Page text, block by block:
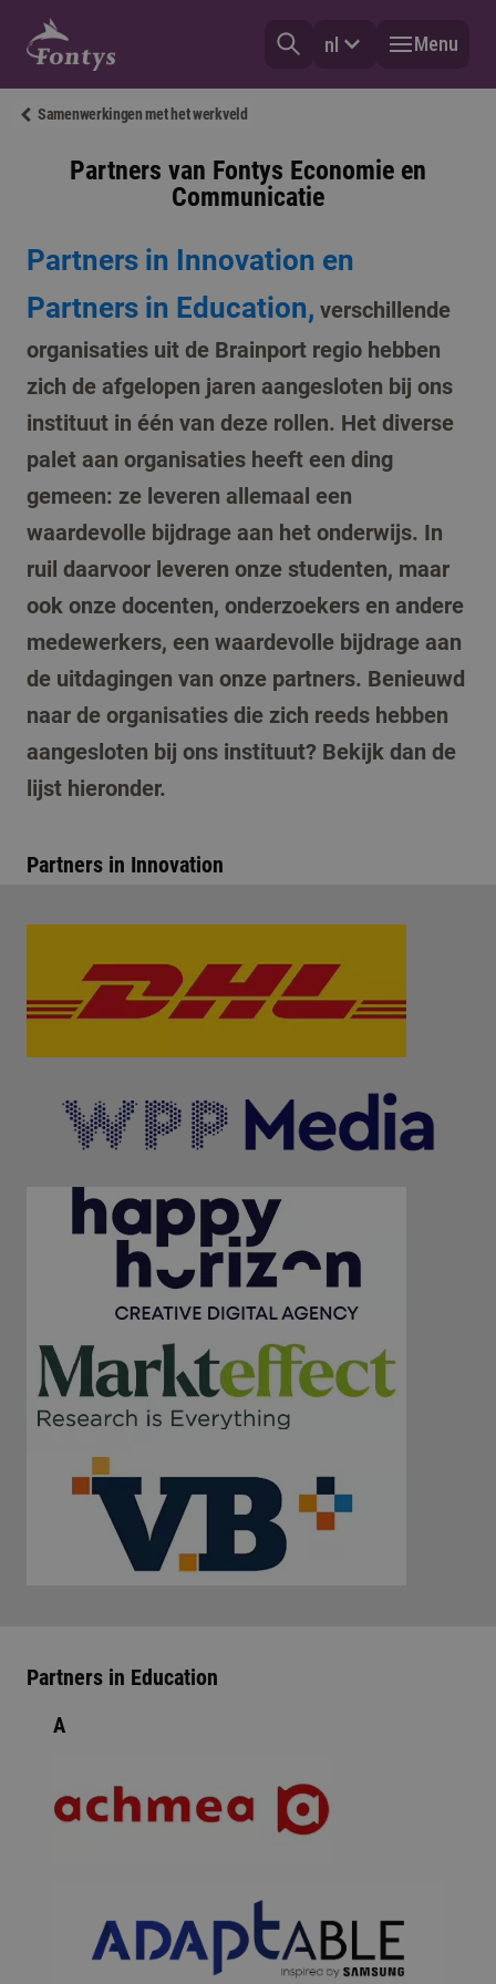
nl Menu
Samenwerkingen met het werkveld
Partners van Fontys Economie en
Communicatie
Partners in Innovation en
Partners in Education, verschillende
organisaties uit de Brainport regio hebben
zich de afgelopen jaren aangesloten bij ons
instituut in één van deze rollen. Het diverse
palet aan organisaties heeft een ding
gemeen: ze leveren allemaal een
waardevolle bijdrage aan het onderwijs. In
ruil daarvoor leveren onze studenten, maar
ook onze docenten, onderzoekers en andere
medewerkers, een waardevolle bijdrage aan
de uitdagingen van onze partners. Benieuwd
naar de organisaties die zich reeds hebben
aangesloten bij ons instituut? Bekijk dan de
lijst hieronder.
Partners in Innovation
Partners in Education
A